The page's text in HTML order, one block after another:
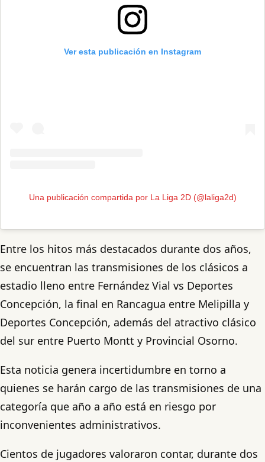
Ver esta publicación en Instagram
Una publicación compartida por La Liga 2D (@laliga2d)
Entre los hitos más destacados durante dos años,
se encuentran las transmisiones de los clásicos a
estadio lleno entre Fernández Vial vs Deportes
Concepción, la final en Rancagua entre Melipilla y
Deportes Concepción, además del atractivo clásico
del sur entre Puerto Montt y Provincial Osorno.
Esta noticia genera incertidumbre en torno a
quienes se harán cargo de las transmisiones de una
categoría que año a año está en riesgo por
inconvenientes administrativos.
Cientos de jugadores valoraron contar, durante dos